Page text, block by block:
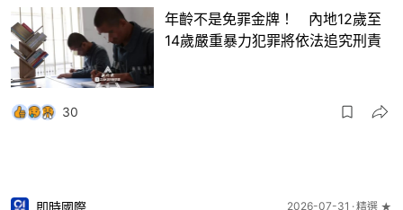
年齡不是免罪金牌！ 內地12歲至
14歲嚴重暴力犯罪將依法追究刑責
30
即時國際 2026-07-31 精選 ★